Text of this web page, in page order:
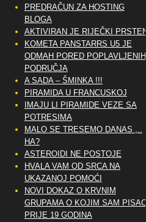
PREDRAČUN ZA HOSTING
BLOGA
AKTIVIRAN JE RIJEČKI PRSTEN
KOMETA PANSTARRS U5 JE
ODMAH PORED POPLAVLJENIH
PODRUČJA
A SADA – ŠMINKA !!!
PIRAMIDA U FRANCUSKOJ
IMAJU LI PIRAMIDE VEZE SA
POTRESIMA
MALO SE TRESEMO DANAS ,..
HA?
ASTEROIDI NE POSTOJE
HVALA VAM OD SRCA NA
UKAZANOJ POMOĆI
NOVI DOKAZ O KRVNIM
GRUPAMA O KOJIM SAM PISAO
PRIJE 19 GODINA